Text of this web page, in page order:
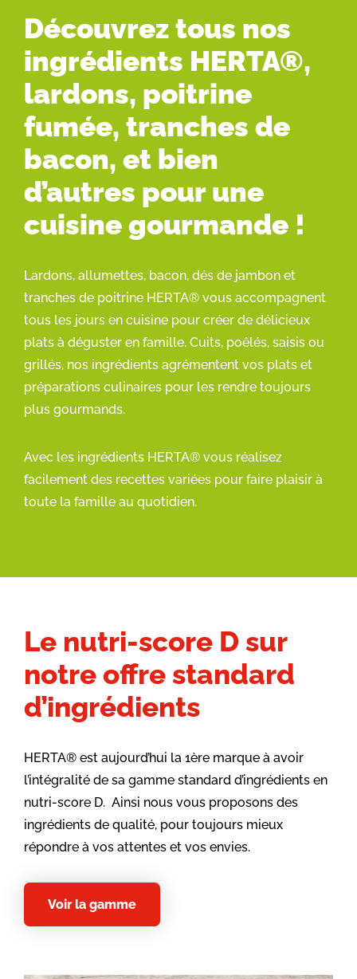
Découvrez tous nos
ingrédients HERTA®,
lardons, poitrine
fumée, tranches de
bacon, et bien
d’autres pour une
cuisine gourmande !
Lardons, allumettes, bacon, dés de jambon et
tranches de poitrine HERTA® vous accompagnent
tous les jours en cuisine pour créer de délicieux
plats à déguster en famille. Cuits, poêlés, saisis ou
grillés, nos ingrédients agrémentent vos plats et
préparations culinaires pour les rendre toujours
plus gourmands.
Avec les ingrédients HERTA® vous réalisez
facilement des recettes variées pour faire plaisir à
toute la famille au quotidien.
Le nutri-score D sur
notre offre standard
d’ingrédients
HERTA® est aujourd’hui la 1ère marque à avoir
l’intégralité de sa gamme standard d’ingrédients en
nutri-score D. Ainsi nous vous proposons des
ingrédients de qualité, pour toujours mieux
répondre à vos attentes et vos envies.
Voir la gamme